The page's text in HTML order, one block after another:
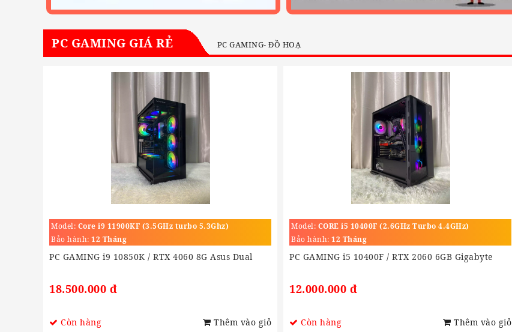
PC GAMING GIÁ RẺ PC GAMING- ĐỒ HOẠ
Model: Core i9 11900KF (3.5GHz turbo 5.3Ghz)
Bảo hành: 12 Tháng
PC GAMING i9 10850K / RTX 4060 8G Asus Dual
18.500.000 đ
Còn hàng Thêm vào giỏ
Model: CORE i5 10400F (2.6GHz Turbo 4.4GHz)
Bảo hành: 12 Tháng
PC GAMING i5 10400F / RTX 2060 6GB Gigabyte
12.000.000 đ
Còn hàng Thêm vào giỏ